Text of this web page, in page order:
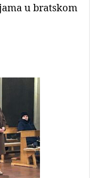
u bratskom